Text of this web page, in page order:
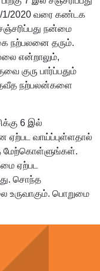
1/2020 வரை கண்டக
நன்மை
நற்பலனை தரும்.
என்றாலும்,
குரு பார்ப்பதும்
நற்பலன்களை
6 இல்
ஏற்பட வாய்ப்புள்ளதால்
மேற்கொள்ளுங்கள்.
ஏற்பட
சொந்த
உருவாகும். பொறுமை